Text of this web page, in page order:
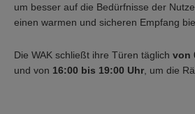
um besser auf die Bedürfnisse der
einen warmen und sicheren Empfang
Die WAK schließt ihre Türen täglich von
und von 16:00 bis 19:00 Uhr, um die